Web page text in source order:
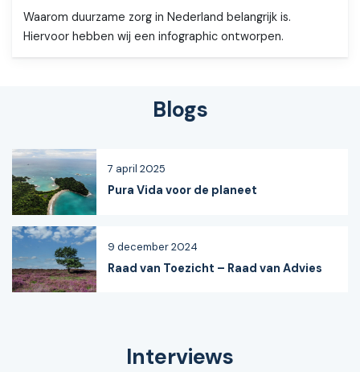
Waarom duurzame zorg in Nederland belangrijk is.
Hiervoor hebben wij een infographic ontworpen.
Blogs
Pura Vida voor de planeet
7 april 2025
Raad van Toezicht – Raad van Advies
9 december 2024
Interviews